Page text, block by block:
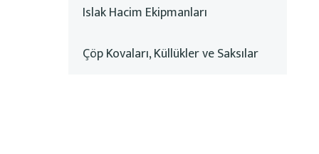
Islak Hacim Ekipmanları
Çöp Kovaları, Küllükler ve Saksılar